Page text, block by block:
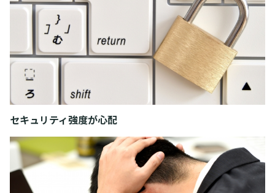
セキュリティ強度が心配